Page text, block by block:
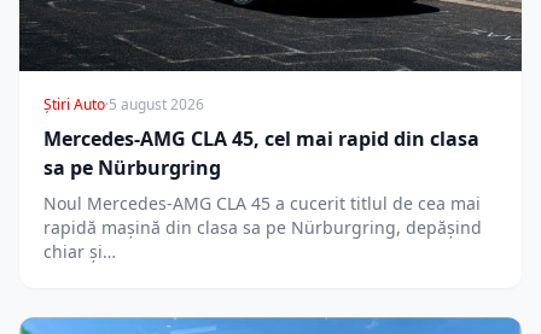
Știri Auto·5 august 2026
Mercedes-AMG CLA 45, cel mai rapid din clasa
sa pe Nürburgring
Noul Mercedes-AMG CLA 45 a cucerit titlul de cea mai
rapidă mașină din clasa sa pe Nürburgring, depășind
chiar și…